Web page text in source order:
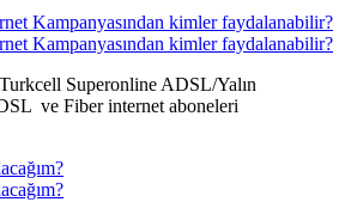
Kampanyasından kimler faydalanabilir?
Kampanyasından kimler faydalanabilir?
Superonline ADSL/Yalın
ve Fiber internet aboneleri